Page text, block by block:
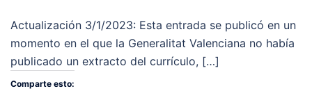
Actualización 3/1/2023: Esta entrada se publicó en un
momento en el que la Generalitat Valenciana no había
publicado un extracto del currículo, […]
Comparte esto: